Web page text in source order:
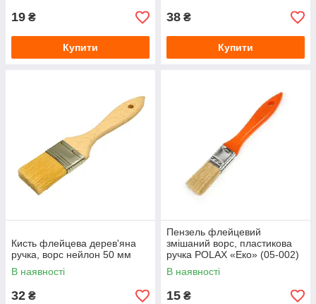
19 ₴
Купити
38 ₴
Купити
Кисть флейцева дерев'яна
ручка, ворс нейлон 50 мм
В наявності
32 ₴
Пензель флейцевий
змішаний ворс, пластикова
ручка POLAX «Еко» (05-002)
1"
В наявності
15 ₴